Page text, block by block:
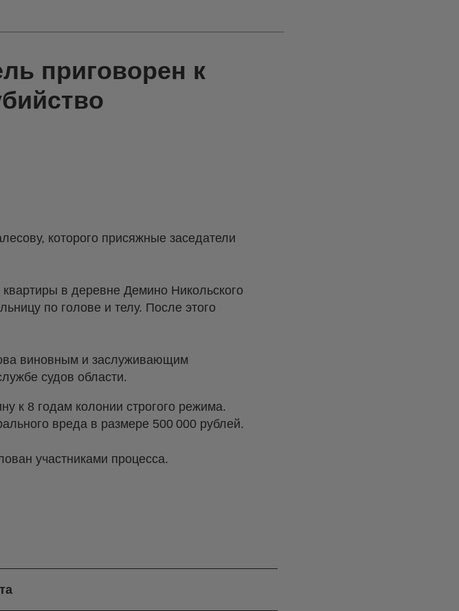
приговорен к
которого присяжные заседатели
в деревне Демино Никольского
по голове и телу. После этого
виновным и заслуживающим
судов области.
к 8 годам колонии строгого режима.
вреда в размере 500 000 рублей.
участниками процесса.